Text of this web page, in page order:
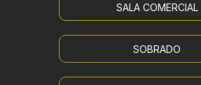
SALA COMERCIAL
SOBRADO